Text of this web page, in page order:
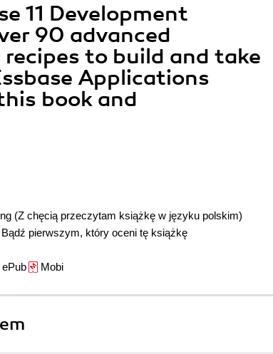
11 Development
90 advanced
to build and take
Applications
book and
(Z chęcią przeczytam książkę w języku polskim)
Bądź pierwszym, który oceni tę książkę
Mobi